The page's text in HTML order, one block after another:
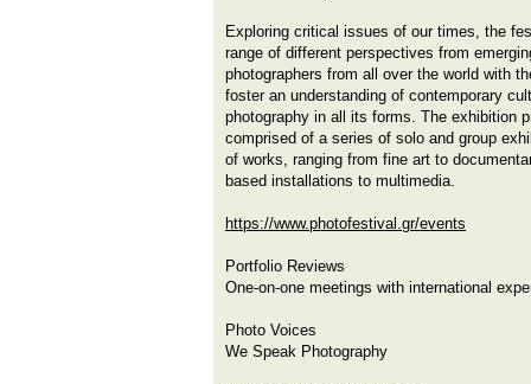
Exploring critical issues of our times, the
range of different perspectives from
photographers from all over the world with
foster an understanding of contemporary
photography in all its forms. The exhibition
comprised of a series of solo and group
of works, ranging from fine art to
based installations to multimedia.
https://www.photofestival.gr/events
Portfolio Reviews
One-on-one meetings with international
Photo Voices
We Speak Photography